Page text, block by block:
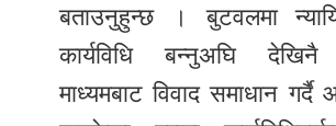
बताउनुहुन्छ । बुटवलमा
कार्यविधि बन्नुअघि देखिनै
माध्यमबाट विवाद समाधान